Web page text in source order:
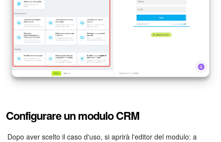
Configurare un modulo CRM
Dopo aver scelto il caso d'uso, si aprirà l'editor del modulo: a